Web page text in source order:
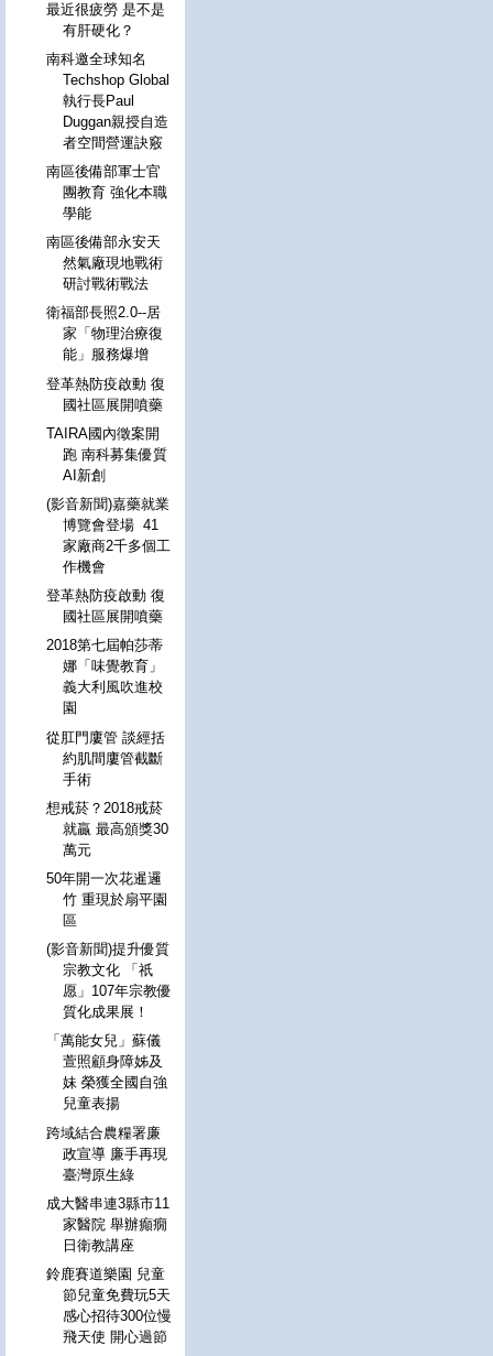
最近很疲勞 是不是
有肝硬化？
南科邀全球知名
Techshop Global
執行長Paul
Duggan親授自造
者空間營運訣竅
南區後備部軍士官
團教育 強化本職
學能
南區後備部永安天
然氣廠現地戰術
研討戰術戰法
衛福部長照2.0--居
家「物理治療復
能」服務爆增
登革熱防疫啟動 復
國社區展開噴藥
TAIRA國內徵案開
跑 南科募集優質
AI新創
(影音新聞)嘉藥就業
博覽會登場 41
家廠商2千多個工
作機會
登革熱防疫啟動 復
國社區展開噴藥
2018第七屆帕莎蒂
娜「味覺教育」
義大利風吹進校
園
從肛門廔管 談經括
約肌間廔管截斷
手術
想戒菸？2018戒菸
就贏 最高頒獎30
萬元
50年開一次花暹邏
竹 重現於扇平園
區
(影音新聞)提升優質
宗教文化 「祇
愿」107年宗教優
質化成果展！
「萬能女兒」蘇儀
萱照顧身障姊及
妹 榮獲全國自強
兒童表揚
跨域結合農糧署廉
政宣導 廉手再現
臺灣原生綠
成大醫串連3縣市11
家醫院 舉辦癲癇
日衛教講座
鈴鹿賽道樂園 兒童
節兒童免費玩5天
感心招待300位慢
飛天使 開心過節